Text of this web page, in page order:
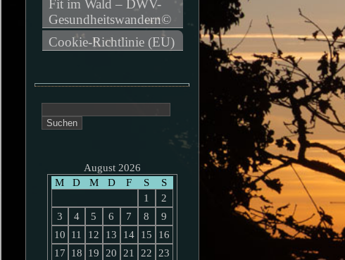
Fit im Wald – DWV-
Gesundheitswandern©
Cookie-Richtlinie (EU)
nach:
August 2026
M
D M D F S
S
1
2
3
4 5 6 7 8
9
10
11 12 13 14 15
16
17
18 19 20 21 22
23